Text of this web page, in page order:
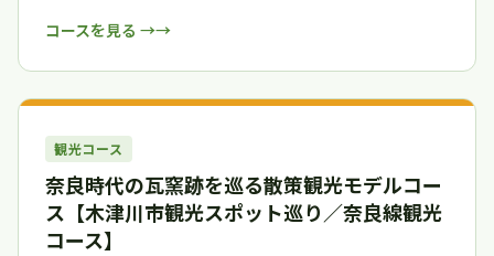
コースを見る →
観光コース
奈良時代の瓦窯跡を巡る散策観光モデルコー
ス【木津川市観光スポット巡り／奈良線観光
コース】